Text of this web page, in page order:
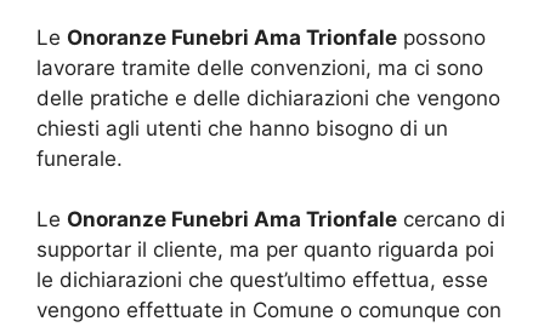
Le Onoranze Funebri Ama Trionfale possono
lavorare tramite delle convenzioni, ma ci sono
delle pratiche e delle dichiarazioni che vengono
chiesti agli utenti che hanno bisogno di un
funerale.
Le Onoranze Funebri Ama Trionfale cercano di
supportar il cliente, ma per quanto riguarda poi
le dichiarazioni che quest’ultimo effettua, esse
vengono effettuate in Comune o comunque con